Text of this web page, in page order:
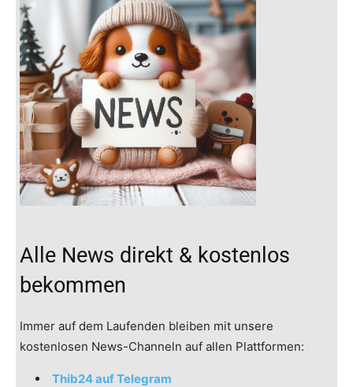
Alle News direkt & kostenlos
bekommen
Immer auf dem Laufenden bleiben mit unsere
kostenlosen News-Channeln auf allen Plattformen:
Thib24 auf Telegram